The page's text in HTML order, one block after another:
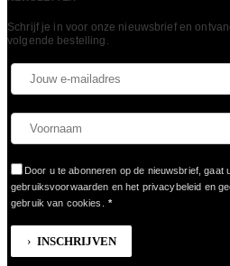
Schrijf je in voor onze nieuwsbrief en
volgende bestelling.​
Door u te abonneren op de nieuwsbrief, gaat
gebruiksvoorwaarden en het privacybeleid en
gebruik van cookies.
*
INSCHRIJVEN